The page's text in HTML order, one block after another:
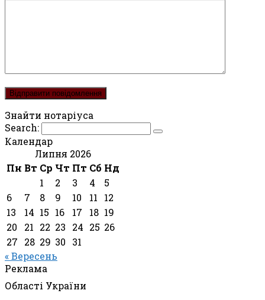
Знайти нотаріуса
Search:
Календар
Липня 2026
Пн Вт Ср Чт Пт Сб Нд
1
2 3 4
5
6
7 8 9 10 11
12
13
14 15 16 17 18 19
20
21 22 23 24 25 26
27
28 29 30
31
« Вересень
Реклама
Області України